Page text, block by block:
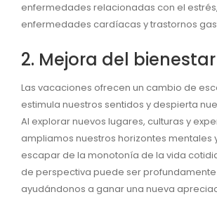
enfermedades relacionadas con el
enfermedades cardíacas y trastornos
2. Mejora del
Las vacaciones ofrecen un cambio de
estimula nuestros sentidos y despierta
Al explorar nuevos lugares, culturas y
ampliamos nuestros horizontes mentales
escapar de la monotonía de la vida
de perspectiva puede ser
ayudándonos a ganar una nueva